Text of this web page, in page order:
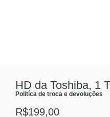
HD da Toshiba, 1
Politíca de troca e devoluções
R$199,00